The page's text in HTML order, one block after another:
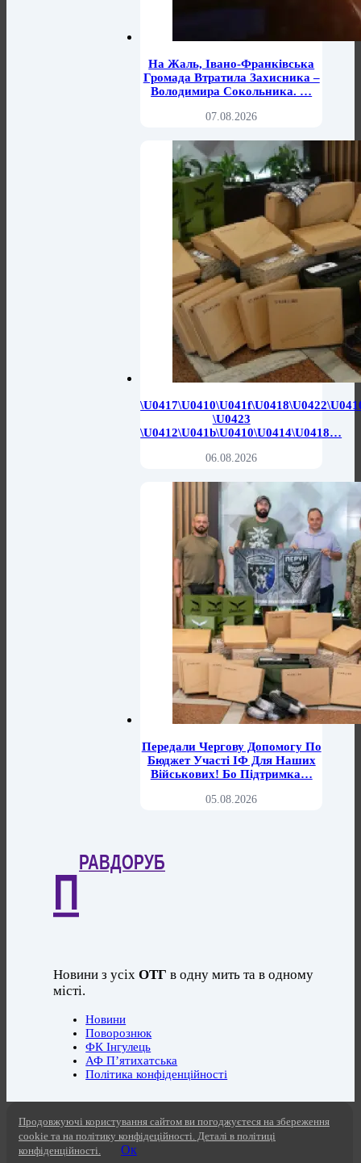
На Жаль, Івано-Франківська
Громада Втратила Захисника –
Володимира Сокольника. …
07.08.2026
\u0423
\u0412\u041b\u0410\u0414\u0418…
06.08.2026
Передали Чергову Допомогу По
Бюджет Участі ІФ Для Наших
Військових! Бо Підтримка…
05.08.2026
П
РАВДОРУБ
Новини з усіхОТГ в одну мить та в одному
місті.
Новини
Поворознюк
ФК Інгулець
АФ П’ятихатська
Політика конфіденційності
Продовжуючі користування сайтом ви погоджуєтеся на збереження
cookie та на політику конфідеційності. Деталі в політиці
конфіденційності.
Ок